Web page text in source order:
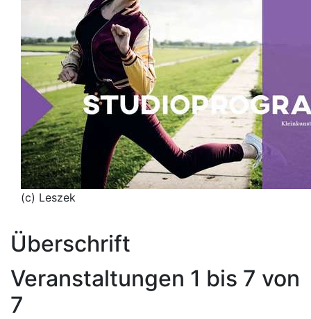
(c) Leszek
Überschrift
Veranstaltungen 1 bis 7 von
7